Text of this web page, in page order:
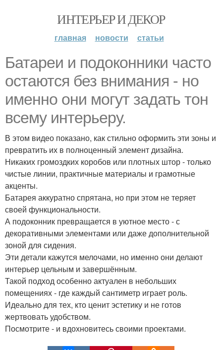
ИНТЕРЬЕР И ДЕКОР
главная новости статьи
Батареи и подоконники часто
остаются без внимания - но
именно они могут задать тон
всему интерьеру.
В этом видео показано, как стильно оформить эти зоны и
превратить их в полноценный элемент дизайна.
Никаких громоздких коробов или плотных штор - только
чистые линии, практичные материалы и грамотные
акценты.
Батарея аккуратно спрятана, но при этом не теряет
своей функциональности.
А подоконник превращается в уютное место - с
декоративными элементами или даже дополнительной
зоной для сидения.
Эти детали кажутся мелочами, но именно они делают
интерьер цельным и завершённым.
Такой подход особенно актуален в небольших
помещениях - где каждый сантиметр играет роль.
Идеально для тех, кто ценит эстетику и не готов
жертвовать удобством.
Посмотрите - и вдохновитесь своими проектами.